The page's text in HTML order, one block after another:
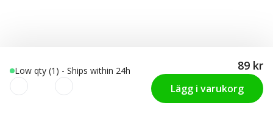
Low qty (1) - Ships within 24h 89 kr
Lägg i varukorg